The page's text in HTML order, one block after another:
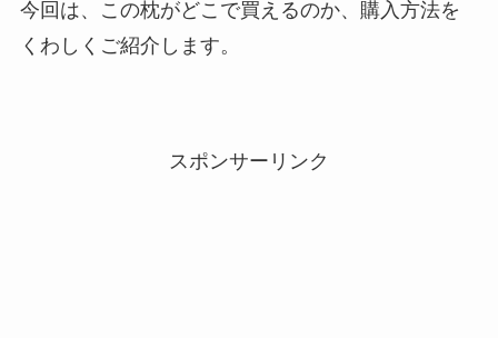
今回は、この枕がどこで買えるのか、購入方法を
くわしくご紹介します。
スポンサーリンク